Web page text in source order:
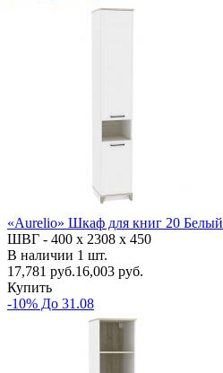
«Aurelio» Шкаф для книг 20 Белый
ШВГ - 400 х 2308 х 450
В наличии 1 шт.
17,781 руб.16,003 руб.
Купить
-10% До 31.08